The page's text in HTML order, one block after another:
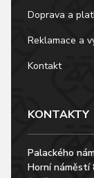
Doprava a
Reklamace a
Kontakt
KONTAKTY
Palackého
Horní náměstí